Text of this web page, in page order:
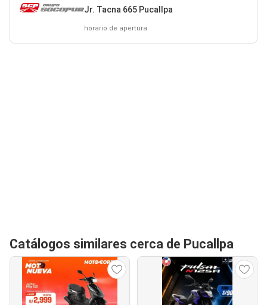
Jr. Tacna 665 Pucallpa
horario de apertura
Catálogos similares cerca de Pucallpa